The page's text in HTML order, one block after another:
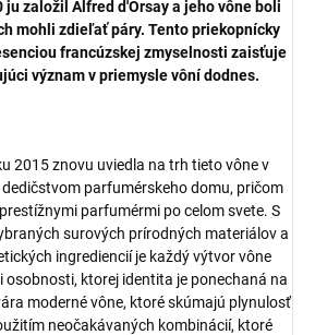
ju založil Alfred d'Orsay a jeho vône boli
mohli zdieľať páry. Tento priekopnícky
francúzskej zmyselnosti zaisťuje
význam v priemysle vôní dodnes.
2015 znovu uviedla na trh tieto vône v
parfumérskeho domu, pričom
parfumérmi po celom svete. S
surových prírodných materiálov a
ingrediencií je každý výtvor vône
osobnosti, ktorej identita je ponechaná na
moderné vône, ktoré skúmajú plynulosť
neočakávaných kombinácií, ktoré